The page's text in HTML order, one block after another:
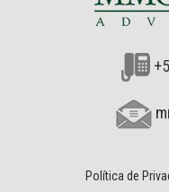
Política de